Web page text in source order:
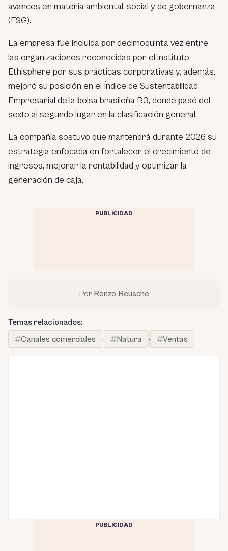
avances en materia ambiental, social y de gobernanza
(ESG).
La empresa fue incluida por decimoquinta vez entre
las organizaciones reconocidas por el instituto
Ethisphere por sus prácticas corporativas y, además,
mejoró su posición en el Índice de Sustentabilidad
Empresarial de la bolsa brasileña B3, donde pasó del
sexto al segundo lugar en la clasificación general.
La compañía sostuvo que mantendrá durante 2026 su
estrategia enfocada en fortalecer el crecimiento de
ingresos, mejorar la rentabilidad y optimizar la
generación de caja.
PUBLICIDAD
Por Renzo Reusche
Temas relacionados:
Canales comerciales
· Natura · Ventas
PUBLICIDAD